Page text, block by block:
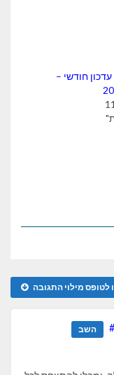
חודשי –
לטופס מילוי התגובה
# השב